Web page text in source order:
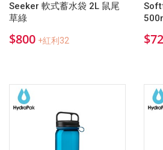
Seeker 軟式蓄水袋 2L 鼠尾
草綠
$800 +紅利32